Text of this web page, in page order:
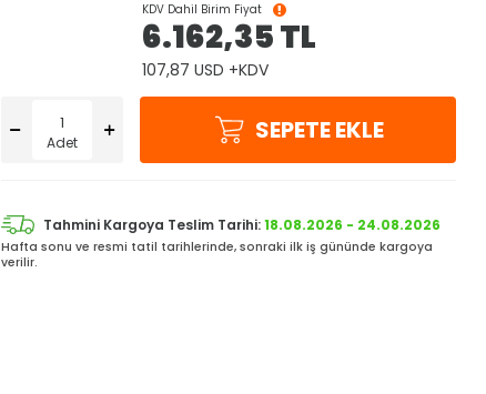
KDV Dahil Birim Fiyat
6.162,35TL
107,87 USD +KDV
Adet SEPETE EKLE
Tahmini Kargoya Teslim Tarihi:18.08.2026 - 24.08.2026
Hafta sonu ve resmi tatil tarihlerinde, sonraki ilk iş gününde kargoya
verilir.